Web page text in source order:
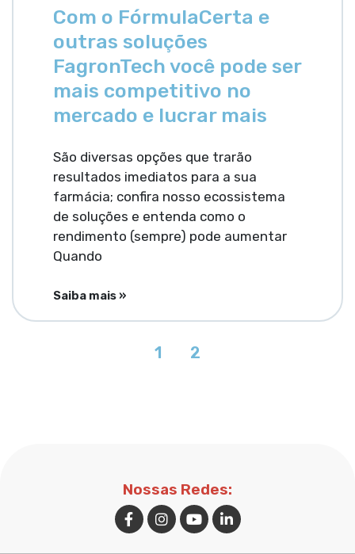
Com o FórmulaCerta e
outras soluções
FagronTech você pode ser
mais competitivo no
mercado e lucrar mais
São diversas opções que trarão
resultados imediatos para a sua
farmácia; confira nosso ecossistema
de soluções e entenda como o
rendimento (sempre) pode aumentar
Quando
Saiba mais »
1 2
Nossas Redes: